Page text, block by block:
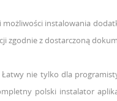
możliwości instalowania
zgodnie z dostarczoną
nie tylko dla
polski instalator